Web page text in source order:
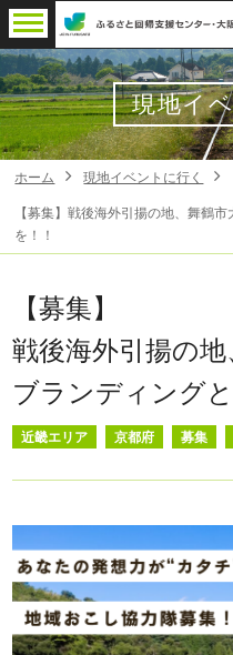
現地イ
ホーム 現地イベントに行く
【募集】戦後海外引揚の地、舞鶴
を！！
【募集】
戦後海外引揚の
ブランディング
近畿エリア 京都府 募集